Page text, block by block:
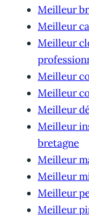
Meilleur
Meilleur
Meilleur
Meilleur
Meilleur
Meilleur
Meilleur
bretagne
Meilleur
Meilleur
Meilleur
Meilleur